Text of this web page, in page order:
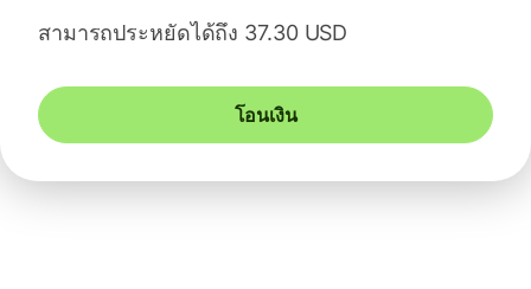
สามารถประหยัดได้ถึง 37.30 USD
โอนเงิน